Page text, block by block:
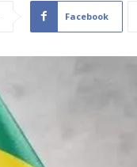
Facebook